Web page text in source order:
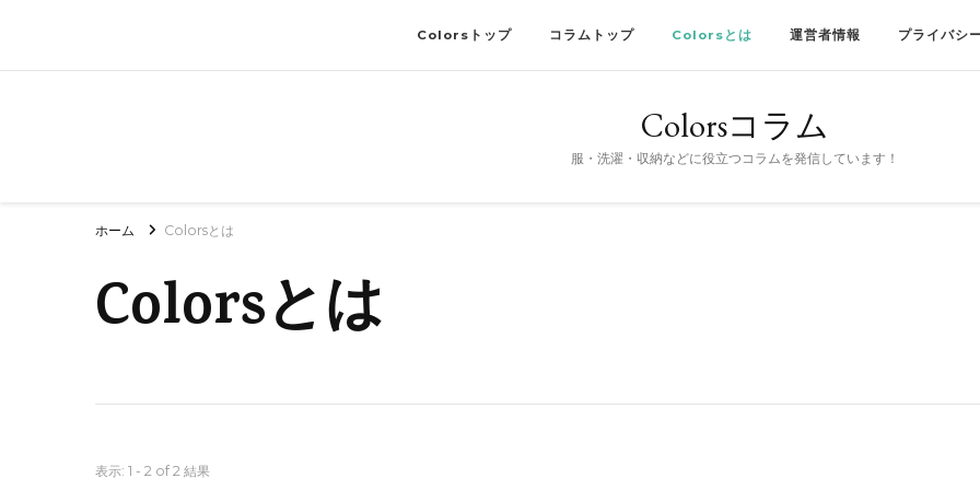
Colorsトップ コラムトップ Colorsとは 運営者情報 プライバシ
Colorsコラム
服・洗濯・収納などに役立つコラムを発信しています！
ホーム Colorsとは
Colorsとは
表示: 1 - 2 of 2 結果